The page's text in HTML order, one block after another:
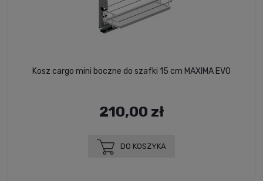
Kosz cargo mini boczne do szafki 15 cm MAXIMA EVO
210,00 zł
DO KOSZYKA